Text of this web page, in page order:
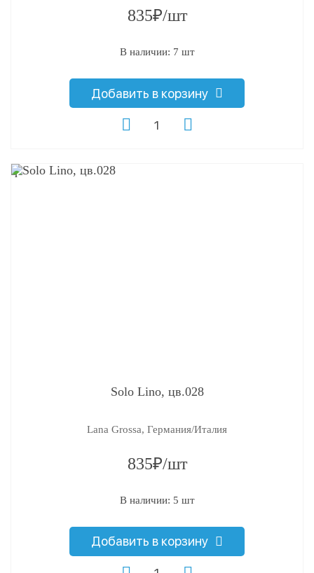
835₽/шт
В наличии: 7 шт
Добавить в корзину
q
Solo Lino, цв.028
Lana Grossa, Германия/Италия
835₽/шт
В наличии: 5 шт
Добавить в корзину